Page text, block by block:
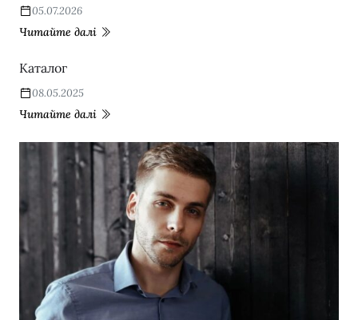
05.07.2026
Читайте далі
Каталог
08.05.2025
Читайте далі